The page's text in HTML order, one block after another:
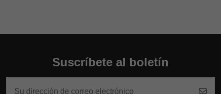
Suscríbete al boletín